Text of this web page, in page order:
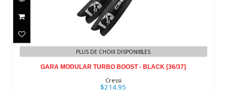
GARA MODULAR TURBO BOOST -
BLACK [36/37]
$214.95
PLUS DE CHOIX DISPONIBLES
GARA MODULAR TURBO BOOST - BLACK [36/37]
Cressi
$214.95